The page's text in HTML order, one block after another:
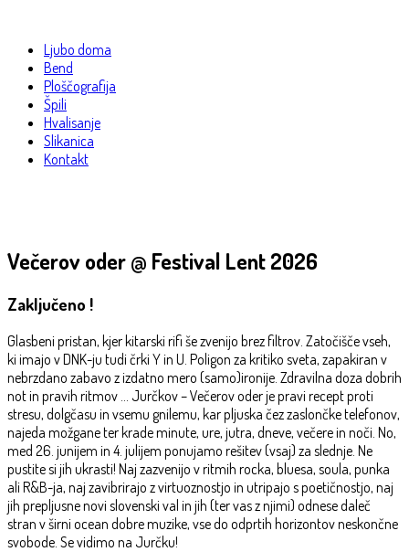
Ljubo doma
Bend
Ploščografija
Špili
Hvalisanje
Slikanica
Kontakt
Večerov oder @ Festival Lent 2026
Zaključeno !
Glasbeni pristan, kjer kitarski rifi še zvenijo brez filtrov. Zatočišče vseh,
ki imajo v DNK-ju tudi črki Y in U. Poligon za kritiko sveta, zapakiran v
nebrzdano zabavo z izdatno mero (samo)ironije. Zdravilna doza dobrih
not in pravih ritmov ... Jurčkov – Večerov oder je pravi recept proti
stresu, dolgčasu in vsemu gnilemu, kar pljuska čez zaslončke telefonov,
najeda možgane ter krade minute, ure, jutra, dneve, večere in noči. No,
med 26. junijem in 4. julijem ponujamo rešitev (vsaj) za slednje. Ne
pustite si jih ukrasti! Naj zazvenijo v ritmih rocka, bluesa, soula, punka
ali R&B-ja, naj zavibrirajo z virtuoznostjo in utripajo s poetičnostjo, naj
jih prepljusne novi slovenski val in jih (ter vas z njimi) odnese daleč
stran v širni ocean dobre muzike, vse do odprtih horizontov neskončne
svobode. Se vidimo na Jurčku!